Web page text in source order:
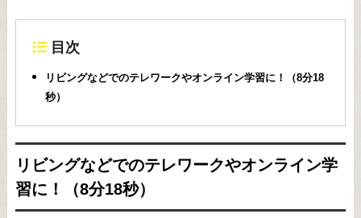
目次
リビングなどでのテレワークやオンライン学習に！（8分18
秒）
リビングなどでのテレワークやオンライン学
習に！（8分18秒）